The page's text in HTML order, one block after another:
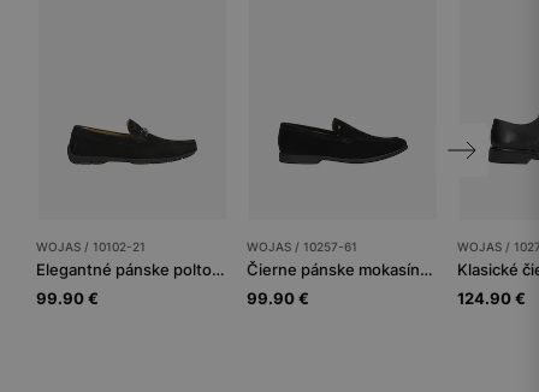
WOJAS / 10102-21
Elegantné pánske poltopánky z čiernej nubuk kože
99.90 €
WOJAS / 10257-61
Čierne pánske mokasíny zo štiepenky
99.90 €
WOJAS /
124.90 €